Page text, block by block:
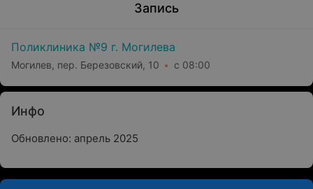
Запись
Поликлиника №9 г. Могилева
Могилев, пер. Березовский, 10 с 08:00
Инфо
Обновлено: апрель 2025